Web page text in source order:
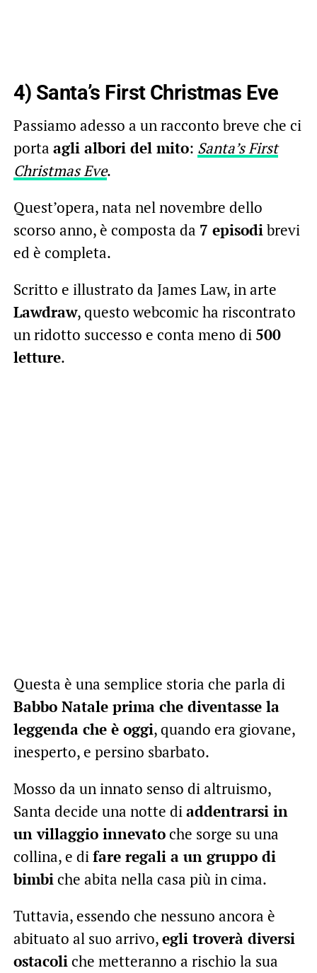
4) Santa’s First Christmas Eve
Passiamo adesso a un racconto breve che ci
porta agli albori del mito: Santa’s First
Christmas Eve.
Quest’opera, nata nel novembre dello
scorso anno, è composta da 7 episodi brevi
ed è completa.
Scritto e illustrato da James Law, in arte
Lawdraw, questo webcomic ha riscontrato
un ridotto successo e conta meno di 500
letture.
Questa è una semplice storia che parla di
Babbo Natale prima che diventasse la
leggenda che è oggi, quando era giovane,
inesperto, e persino sbarbato.
Mosso da un innato senso di altruismo,
Santa decide una notte diaddentrarsi in
un villaggio innevatoche sorge su una
collina, e difare regali a un gruppo di
bimbiche abita nella casa più in cima.
Tuttavia, essendo che nessuno ancora è
abituato al suo arrivo,egli troverà diversi
ostacoliche metteranno a rischio la sua